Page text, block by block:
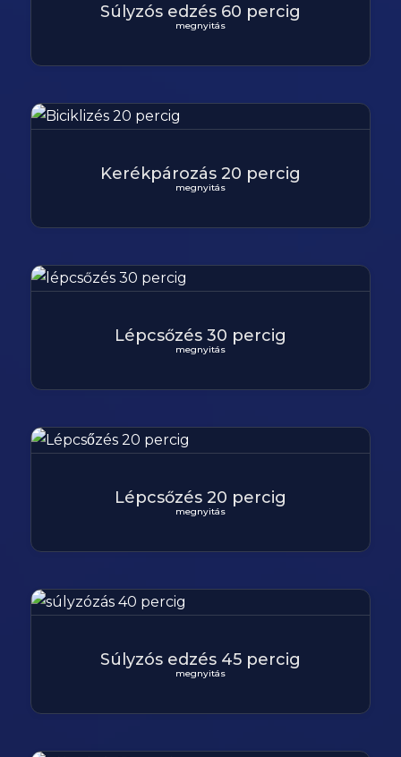
Súlyzós edzés 60 percig
megnyitás
Kerékpározás 20 percig
megnyitás
Lépcsőzés 30 percig
megnyitás
Lépcsőzés 20 percig
megnyitás
Súlyzós edzés 45 percig
megnyitás